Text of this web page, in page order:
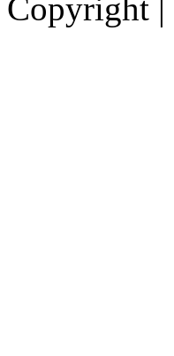
Copyright |